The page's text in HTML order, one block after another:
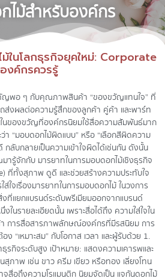
ไม้สำหรับองค์กร
ในโลกธุรกิจยุคใหม่: Corporate
งค์กรควรรู้
พอ ๆ กับคุณภาพสินค้า “ของขวัญแทนใจ” ที่
ถส่งผลต่อความรู้สึกของลูกค้า คู่ค้า และพาร์ท
ในของขวัญที่องค์กรนิยมใช้สื่อความสัมพันธ์มาก
า “มอบดอกไม้ผิดแบบ” หรือ “เลือกสีผิดความ
กลับกลายเป็นความเข้าใจผิดได้เช่นกัน ดังนั้น
ารู้จักกับ มารยาทในการมอบดอกไม้เชิงธุรกิจ
ที่ทั้งสุภาพ ดูดี และช่วยสร้างความประทับใจ
ใจเรื่องมารยาทในการมอบดอกไม้ ในวงการ
งที่แยกแบรนด์ระดับพรีเมียมออกจากแบรนด์
ในรายละเอียดนั้น เพราะสื่อได้ถึง ความใส่ใจใน
การสื่อสารภาพลักษณ์องค์กรที่มีรสนิยม การ
ง “เหมาะสม” กับโอกาส เวลา และผู้รับด้วย 1.
รกิจระดับสูง เป้าหมาย: แสดงความเคารพและ
สุภาพ เช่น ขาว ครีม เขียว หรือทอง เลี่ยงโทน
สื่อถึงความโรแมนติก นิยมจัดเป็น แจกันดอกไม้